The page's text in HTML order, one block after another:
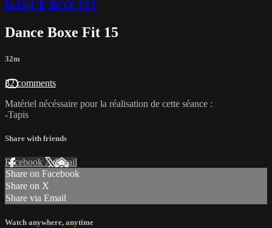
DANCE BOX FIT
Dance Boxe Fit 15
32m
32 comments
Matériel nécéssaire pour la réalisation de cette séance :
-Tapis
Share with friends
Facebook XEmail
Share on Facebook
Share on X
Share via Email
Watch anywhere, anytime